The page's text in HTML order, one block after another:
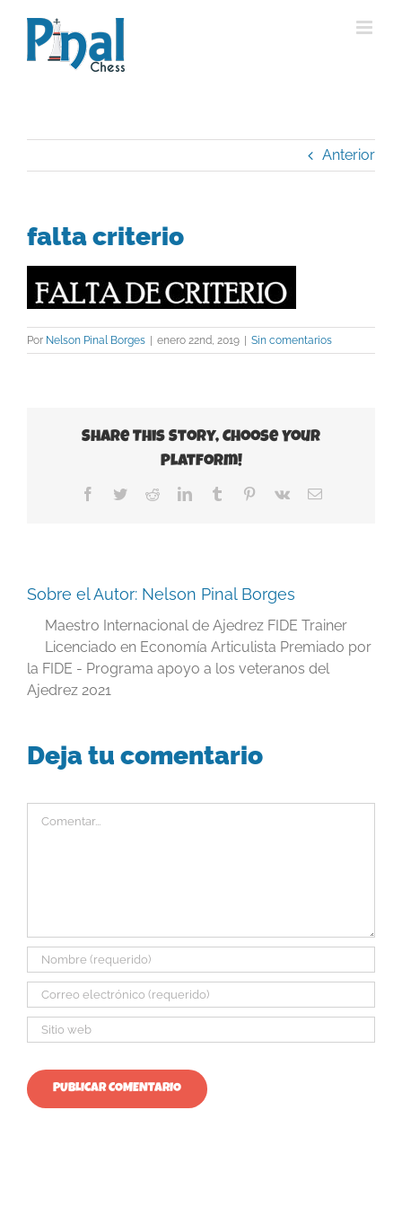
contenido
Anterior
falta criterio
Por Nelson Pinal Borges | enero 22nd, 2019 | Sin comentarios
Share This Story, Choose Your
Platform!
Facebook
TwitterRedditLinkedInTumblr Pinterest
Vk
Correo
Sobre el Autor: Nelson Pinal Borges
Maestro Internacional de Ajedrez FIDE Trainer
Licenciado en Economía Articulista Premiado por
la FIDE - Programa apoyo a los veteranos del
Ajedrez 2021
Deja tu comentario